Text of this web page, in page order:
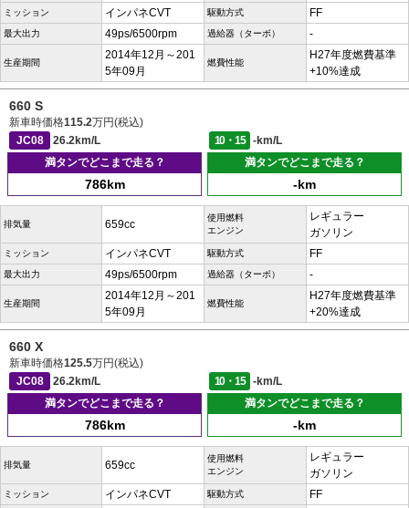
ミッション インパネCVT 駆動方式 FF
最大出力 49ps/6500rpm 過給器（ターボ） -
生産期間
2014年12月～201
5年09月
燃費性能
H27年度燃費基準
+10%達成
660 S
新車時価格115.2万円(税込)
JC08
26.2km/L 10・15
-km/L
満タンでどこまで走る？
786km
満タンでどこまで走る？
-km
排気量 659cc
使用燃料
エンジン
レギュラー
ガソリン
ミッション インパネCVT 駆動方式 FF
最大出力 49ps/6500rpm 過給器（ターボ） -
生産期間
2014年12月～201
5年09月
燃費性能
H27年度燃費基準
+20%達成
660 X
新車時価格125.5万円(税込)
JC08
26.2km/L 10・15
-km/L
満タンでどこまで走る？
786km
満タンでどこまで走る？
-km
排気量 659cc
使用燃料
エンジン
レギュラー
ガソリン
ミッション インパネCVT 駆動方式 FF